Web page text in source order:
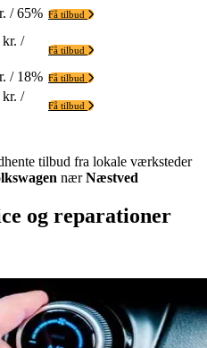
/ 65% Få tilbud
kr. /
Få tilbud
/ 18% Få tilbud
kr. /
Få tilbud
tilbud fra lokale værksteder
nærNæstved
og reparationer